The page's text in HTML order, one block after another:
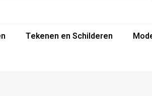
Tekenen en Schilderen